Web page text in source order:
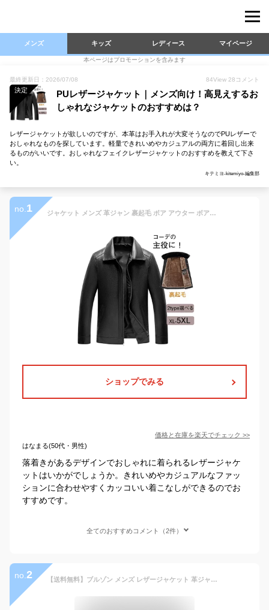
メンズ キッズ レディース マイページ
本ページはプロモーションを含みます
最終更新日：2026/07/08 84View 28 コメント
決定
PUレザージャケット｜メンズ向け！高見えするお
しゃれなジャケットのおすすめは？
レザージャケットが欲しいのですが、本革はお手入れが大変そうなのでPUレザーで
おしゃれなものを探しています。軽量できれいめやカジュアルの両方に着回し出来
るものがいいです。おしゃれなフェイクレザージャケットのおすすめを教えて下さ
い。
キテミヨ-kitemiyo-編集部
no. 1 ジャケット メンズ 革ジャン 裹起毛 ボア アウター ボアジャケット ブルゾン PUレザー レザージャケット ライダースジャケット ショットコート ライダースジャケット 防風 暖か シンプル 大きいサイズ 春 秋冬 2type選べる
ショップでみる
価格と在庫を楽天でチェック >>
はなまる(50代・男性)
落着きがあるデザインでおしゃれに着られるレザージャケ
ットはいかがでしょうか。きれいめやカジュアルなファッ
ションに合わせやすくカッコいい着こなしができるのでお
すすめです。
全てのおすすめコメント（2件）
no. 2 【送料無料】ブルゾン メンズ レザージャケット 革ジャン Gジャン PUレザー レザーブルゾン 1stタイプ ファーストタイプ ライダースジャケット 大きいサイズ ブラック シンプル 無地 大人 20代 30代 40代 50代 ちょいワル ユニセックス 男性 男 服 秋 冬 秋冬 ファッション